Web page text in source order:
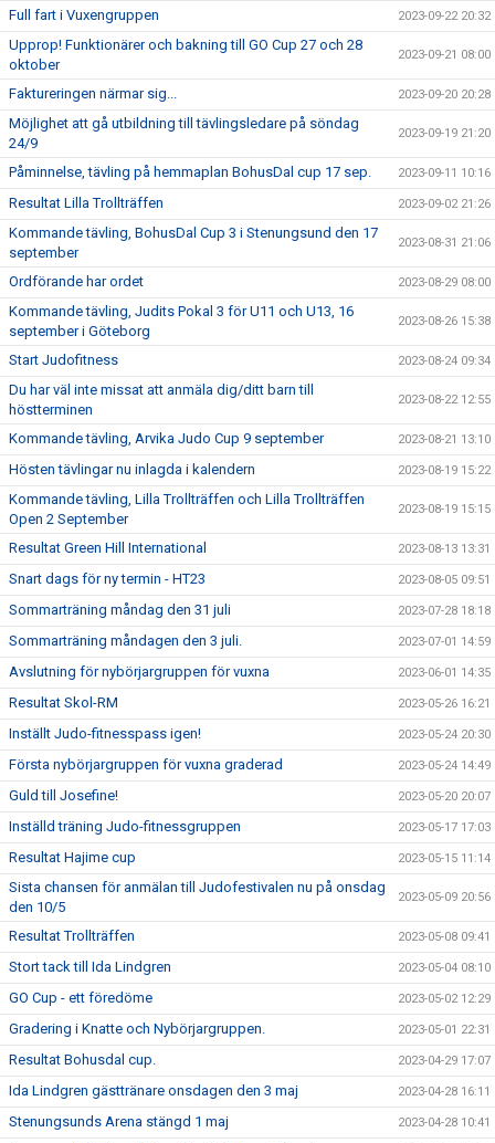
Full fart i Vuxengruppen 2023-09-22 20:32
Upprop! Funktionärer och bakning till GO Cup 27 och 28
oktober
2023-09-21 08:00
Faktureringen närmar sig... 2023-09-20 20:28
Möjlighet att gå utbildning till tävlingsledare på söndag
24/9
2023-09-19 21:20
Påminnelse, tävling på hemmaplan BohusDal cup 17 sep. 2023-09-11 10:16
Resultat Lilla Trollträffen 2023-09-02 21:26
Kommande tävling, BohusDal Cup 3 i Stenungsund den 17
september
2023-08-31 21:06
Ordförande har ordet 2023-08-29 08:00
Kommande tävling, Judits Pokal 3 för U11 och U13, 16
september i Göteborg
2023-08-26 15:38
Start Judofitness 2023-08-24 09:34
Du har väl inte missat att anmäla dig/ditt barn till
höstterminen
2023-08-22 12:55
Kommande tävling, Arvika Judo Cup 9 september 2023-08-21 13:10
Hösten tävlingar nu inlagda i kalendern 2023-08-19 15:22
Kommande tävling, Lilla Trollträffen och Lilla Trollträffen
Open 2 September
2023-08-19 15:15
Resultat Green Hill International 2023-08-13 13:31
Snart dags för ny termin - HT23 2023-08-05 09:51
Sommarträning måndag den 31 juli 2023-07-28 18:18
Sommarträning måndagen den 3 juli. 2023-07-01 14:59
Avslutning för nybörjargruppen för vuxna 2023-06-01 14:35
Resultat Skol-RM 2023-05-26 16:21
Inställt Judo-fitnesspass igen! 2023-05-24 20:30
Första nybörjargruppen för vuxna graderad 2023-05-24 14:49
Guld till Josefine! 2023-05-20 20:07
Inställd träning Judo-fitnessgruppen 2023-05-17 17:03
Resultat Hajime cup 2023-05-15 11:14
Sista chansen för anmälan till Judofestivalen nu på onsdag
den 10/5
2023-05-09 20:56
Resultat Trollträffen 2023-05-08 09:41
Stort tack till Ida Lindgren 2023-05-04 08:10
GO Cup - ett föredöme 2023-05-02 12:29
Gradering i Knatte och Nybörjargruppen. 2023-05-01 22:31
Resultat Bohusdal cup. 2023-04-29 17:07
Ida Lindgren gästtränare onsdagen den 3 maj 2023-04-28 16:11
Stenungsunds Arena stängd 1 maj 2023-04-28 10:41